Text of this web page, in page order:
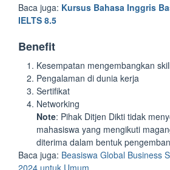
Baca juga: Kursus Bahasa Inggris
IELTS 8.5
Benefit
Kesempatan mengembangkan skill
Pengalaman di dunia kerja
Sertifikat
Networking
Note: Pihak Ditjen Dikti tidak
mahasiswa yang mengikuti
diterima dalam bentuk
Baca juga: Beasiswa Global Business
2024 untuk Umum